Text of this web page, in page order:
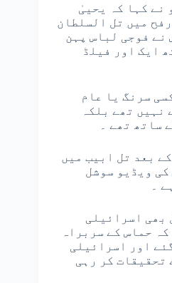
نے کہا کہ یحییٰ
میں تل السلطان
نے فوجی لباس پہن
ایک اور فیلڈ
سرنگ یا عام
نہیں تھے بلکہ
ساتھ تھے ۔
بعد تل ابیب میں
ویڈیو سوشل
۔
بھی اسرائیلی
حماس کے سربراہ
اور اسرائیلی
تحقیقات کر رہی